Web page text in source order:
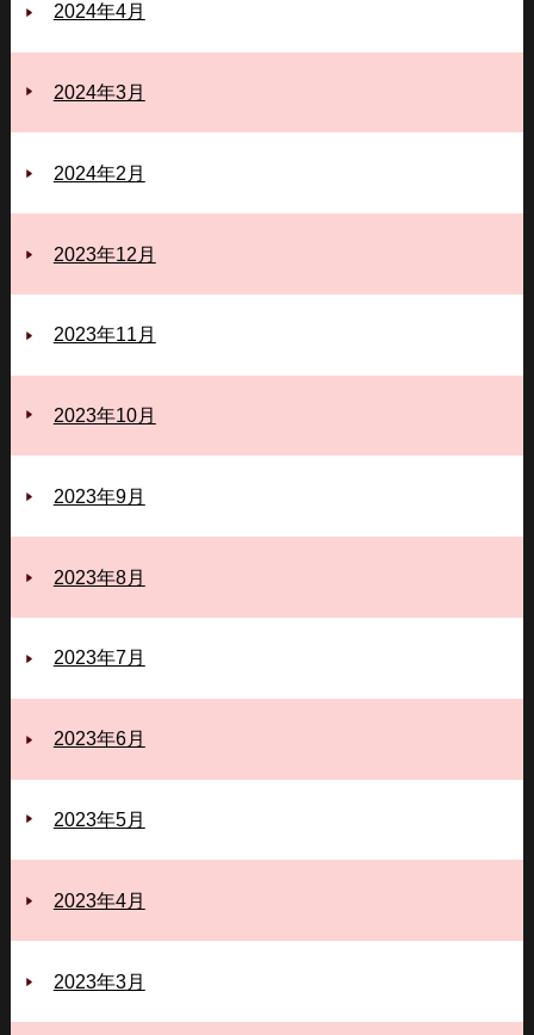
2024年4月
2024年3月
2024年2月
2023年12月
2023年11月
2023年10月
2023年9月
2023年8月
2023年7月
2023年6月
2023年5月
2023年4月
2023年3月